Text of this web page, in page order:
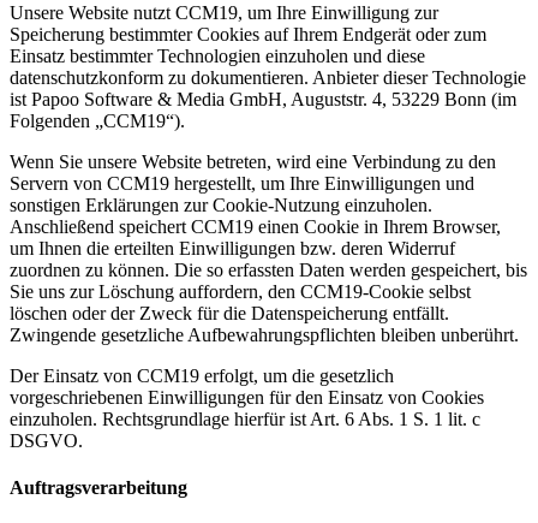
Unsere Website nutzt CCM19, um Ihre Einwilligung zur
Speicherung bestimmter Cookies auf Ihrem Endgerät oder zum
Einsatz bestimmter Technologien einzuholen und diese
datenschutzkonform zu dokumentieren. Anbieter dieser Technologie
ist Papoo Software & Media GmbH, Auguststr. 4, 53229 Bonn (im
Folgenden „CCM19“).
Wenn Sie unsere Website betreten, wird eine Verbindung zu den
Servern von CCM19 hergestellt, um Ihre Einwilligungen und
sonstigen Erklärungen zur Cookie-Nutzung einzuholen.
Anschließend speichert CCM19 einen Cookie in Ihrem Browser,
um Ihnen die erteilten Einwilligungen bzw. deren Widerruf
zuordnen zu können. Die so erfassten Daten werden gespeichert, bis
Sie uns zur Löschung auffordern, den CCM19-Cookie selbst
löschen oder der Zweck für die Datenspeicherung entfällt.
Zwingende gesetzliche Aufbewahrungspflichten bleiben unberührt.
Der Einsatz von CCM19 erfolgt, um die gesetzlich
vorgeschriebenen Einwilligungen für den Einsatz von Cookies
einzuholen. Rechtsgrundlage hierfür ist Art. 6 Abs. 1 S. 1 lit. c
DSGVO.
Auftragsverarbeitung